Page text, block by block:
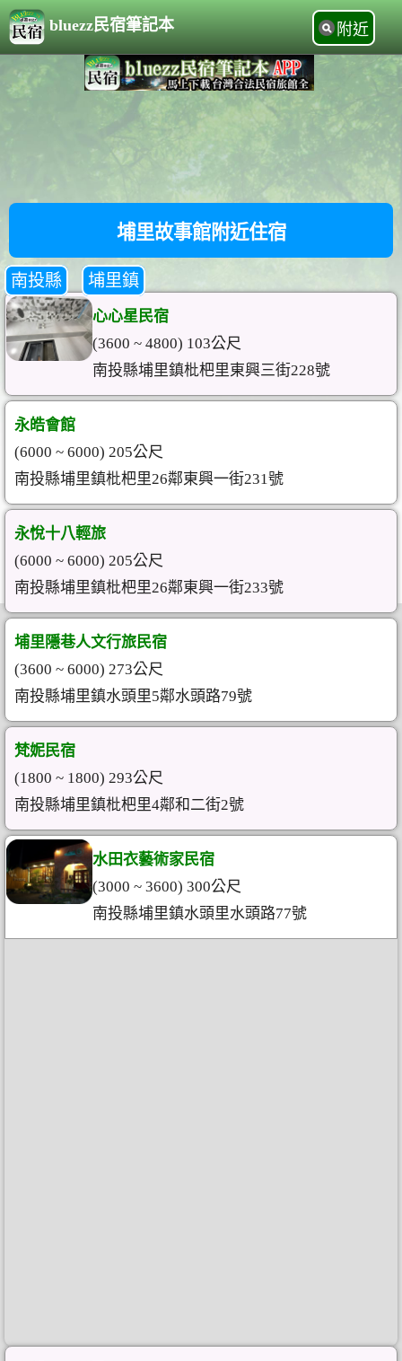
bluezz民宿筆記本 附近
埔里故事館附近住宿
南投縣 埔里鎮
心心星民宿
(3600 ~ 4800) 103公尺
南投縣埔里鎮枇杷里東興三街228號
永皓會館
(6000 ~ 6000) 205公尺
南投縣埔里鎮枇杷里26鄰東興一街231號
永悅十八輕旅
(6000 ~ 6000) 205公尺
南投縣埔里鎮枇杷里26鄰東興一街233號
埔里隱巷人文行旅民宿
(3600 ~ 6000) 273公尺
南投縣埔里鎮水頭里5鄰水頭路79號
梵妮民宿
(1800 ~ 1800) 293公尺
南投縣埔里鎮枇杷里4鄰和二街2號
水田衣藝術家民宿
(3000 ~ 3600) 300公尺
南投縣埔里鎮水頭里水頭路77號